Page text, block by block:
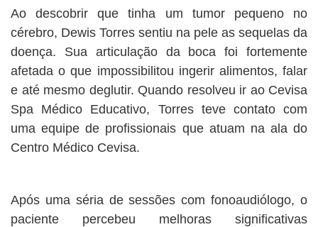
Ao descobrir que tinha um tumor pequeno no
cérebro, Dewis Torres sentiu na pele as sequelas da
doença. Sua articulação da boca foi fortemente
afetada o que impossibilitou ingerir alimentos, falar
e até mesmo deglutir. Quando resolveu ir ao Cevisa
Spa Médico Educativo, Torres teve contato com
uma equipe de profissionais que atuam na ala do
Centro Médico Cevisa.
Após uma séria de sessões com fonoaudiólogo, o
paciente percebeu melhoras significativas